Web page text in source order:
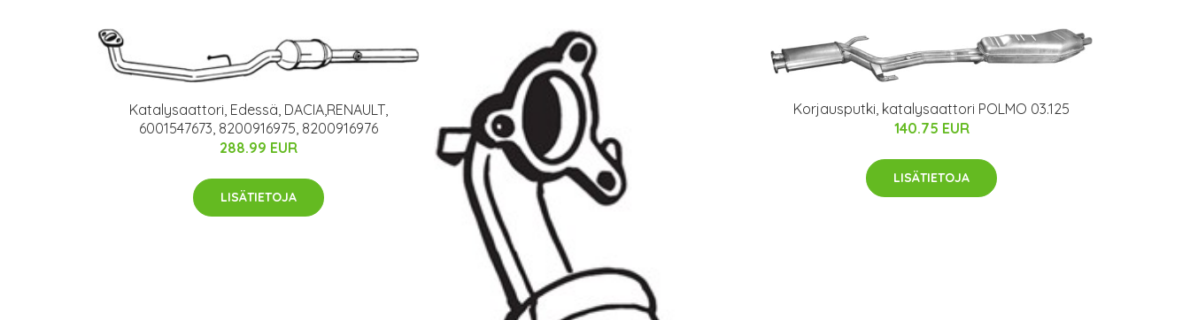
Katalysaattori, Edessä, DACIA,RENAULT,
6001547673, 8200916975, 8200916976
288.99 EUR
LISÄTIETOJA
Korjausputki, katalysaattori POLMO 03.125
140.75 EUR
LISÄTIETOJA